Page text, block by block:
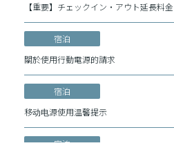
【重要】チェックイン・アウト延長料
宿泊
關於使用行動電源的請求
宿泊
移动电源使用温馨提示
宿泊